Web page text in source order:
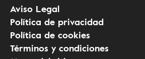
Aviso Legal
Política de privacidad
Política de cookies
Términos y condiciones